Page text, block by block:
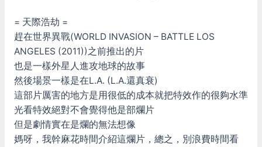
= 天際浩劫 =
趕在世界異戰(WORLD INVASION – BATTLE LOS
ANGELES (2011))之前推出的片
也是一樣外星人進攻地球的故事
然後場景一樣是在L.A. (L.A.還真衰)
這部片厲害的地方是用很低的成本就把特效作的很夠水準
光看特效絕對不會覺得他是部爛片
但是劇情實在是爛的無法想像
媽呀，我幹麻花時間介紹這爛片，總之，別浪費時間看